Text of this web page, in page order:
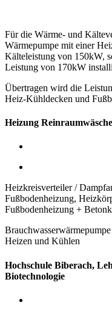
Für die Wärme- und
Wärmepumpe mit einer
Kälteleistung von 150kW,
Leistung von 170kW
Übertragen wird die
Heiz-Kühldecken und
Heizung
Heizkreisverteiler /
Fußbodenheizung,
Fußbodenheizung +
Heizen und Kühlen
Hochschule Biberach,
Biotechnologie